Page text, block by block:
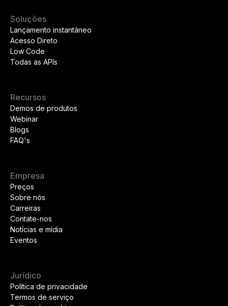
Soluções
Lançamento instantâneo
Acesso Direto
Low Code
Todas as APIs
Recursos
Demos de produtos
Webinar
Blogs
FAQ's
Empresa
Preços
Sobre nós
Carreiras
Contate-nos
Notícias e mídia
Eventos
Jurídico
Política de privacidade
Termos de serviço